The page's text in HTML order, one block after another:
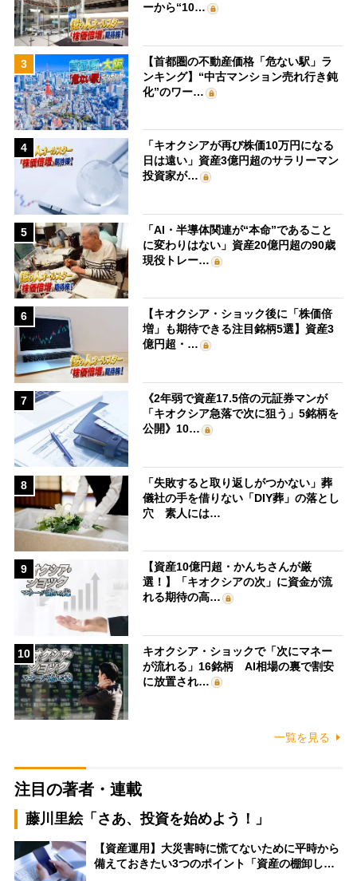
ーから“10…
3
【首都圏の不動産価格「危ない駅」ラ
ンキング】“中古マンション売れ行き鈍
化”のワー…
4
「キオクシアが再び株価10万円になる
日は遠い」資産3億円超のサラリーマン
投資家が…
5
「AI・半導体関連が“本命”であること
に変わりはない」資産20億円超の90歳
現役トレー…
6
【キオクシア・ショック後に「株価倍
増」も期待できる注目銘柄5選】資産3
億円超・…
7
《2年弱で資産17.5倍の元証券マンが
「キオクシア急落で次に狙う」5銘柄を
公開》10…
8
「失敗すると取り返しがつかない」葬
儀社の手を借りない「DIY葬」の落とし
穴 素人には…
9
【資産10億円超・かんちさんが厳
選！】「キオクシアの次」に資金が流
れる期待の高…
10
キオクシア・ショックで「次にマネー
が流れる」16銘柄 AI相場の裏で割安
に放置され…
一覧を見る
注目の著者・連載
藤川里絵「さあ、投資を始めよう！」
【資産運用】大災害時に慌てないために平時から
備えておきたい3つのポイント「資産の棚卸し…